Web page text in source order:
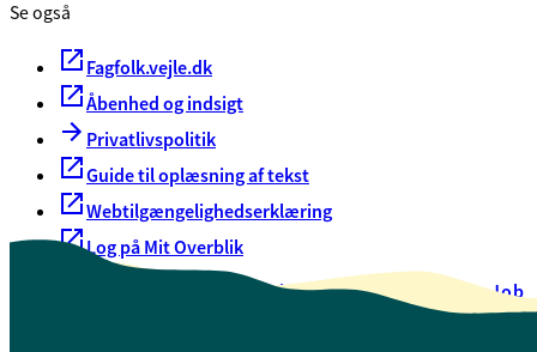
Se også
Fagfolk.vejle.dk
Åbenhed og indsigt
Privatlivspolitik
Guide til oplæsning af tekst
Webtilgængelighedserklæring
Log på Mit Overblik
Oversigt over selvbetjeningJob